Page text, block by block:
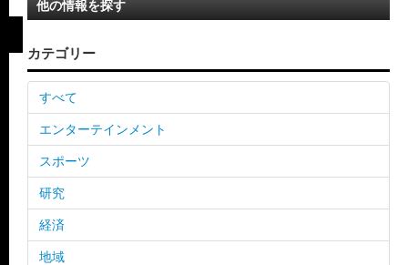
他の情報を探す
カテゴリー
すべて
エンターテインメント
スポーツ
研究
経済
地域